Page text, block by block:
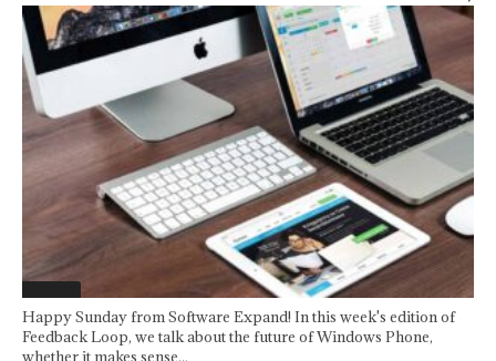
Happy Sunday from Software Expand! In this week's edition of
Feedback Loop, we talk about the future of Windows Phone,
whether it makes sense...